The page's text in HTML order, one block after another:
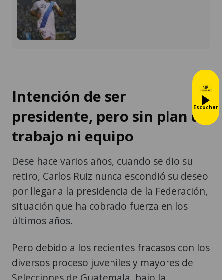
Intención de ser
presidente, pero sin plan de
trabajo ni equipo
Dese hace varios años, cuando se dio su
retiro, Carlos Ruiz nunca escondió su deseo
por llegar a la presidencia de la Federación,
situación que ha cobrado fuerza en los
últimos años.
Pero debido a los recientes fracasos con los
diversos proceso juveniles y mayores de
Escuchar